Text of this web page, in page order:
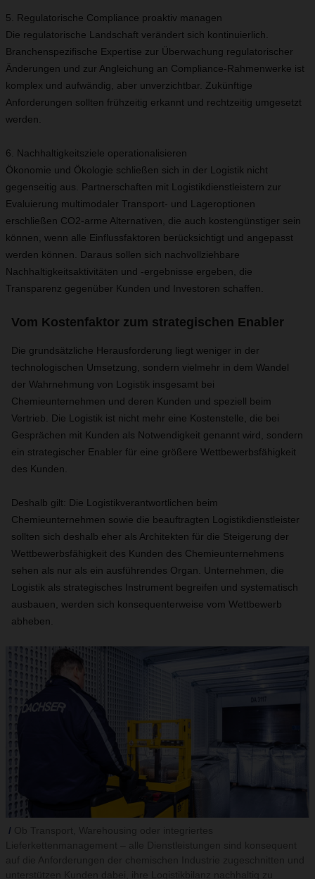
5. Regulatorische Compliance proaktiv managen
Die regulatorische Landschaft verändert sich kontinuierlich.
Branchenspezifische Expertise zur Überwachung regulatorischer
Änderungen und zur Angleichung an Compliance-Rahmenwerke ist
komplex und aufwändig, aber unverzichtbar. Zukünftige
Anforderungen sollten frühzeitig erkannt und rechtzeitig umgesetzt
werden.
6. Nachhaltigkeitsziele operationalisieren
Ökonomie und Ökologie schließen sich in der Logistik nicht
gegenseitig aus. Partnerschaften mit Logistikdienstleistern zur
Evaluierung multimodaler Transport- und Lageroptionen
erschließen CO2-arme Alternativen, die auch kostengünstiger sein
können, wenn alle Einflussfaktoren berücksichtigt und angepasst
werden können. Daraus sollen sich nachvollziehbare
Nachhaltigkeitsaktivitäten und -ergebnisse ergeben, die
Transparenz gegenüber Kunden und Investoren schaffen.
Vom Kostenfaktor zum strategischen Enabler
Die grundsätzliche Herausforderung liegt weniger in der
technologischen Umsetzung, sondern vielmehr in dem Wandel
der Wahrnehmung von Logistik insgesamt bei
Chemieunternehmen und deren Kunden und speziell beim
Vertrieb. Die Logistik ist nicht mehr eine Kostenstelle, die bei
Gesprächen mit Kunden als Notwendigkeit genannt wird, sondern
ein strategischer Enabler für eine größere Wettbewerbsfähigkeit
des Kunden.
Deshalb gilt: Die Logistikverantwortlichen beim
Chemieunternehmen sowie die beauftragten Logistikdienstleister
sollten sich deshalb eher als Architekten für die Steigerung der
Wettbewerbsfähigkeit des Kunden des Chemieunternehmens
sehen als nur als ein ausführendes Organ. Unternehmen, die
Logistik als strategisches Instrument begreifen und systematisch
ausbauen, werden sich konsequenterweise vom Wettbewerb
abheben.